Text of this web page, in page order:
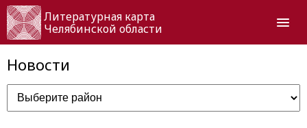
Литературная карта
Челябинской области
Новости